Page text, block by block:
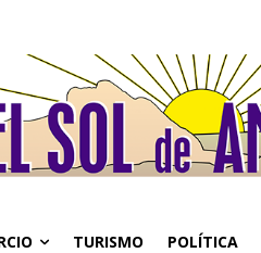
TURISMO POLÍTICA